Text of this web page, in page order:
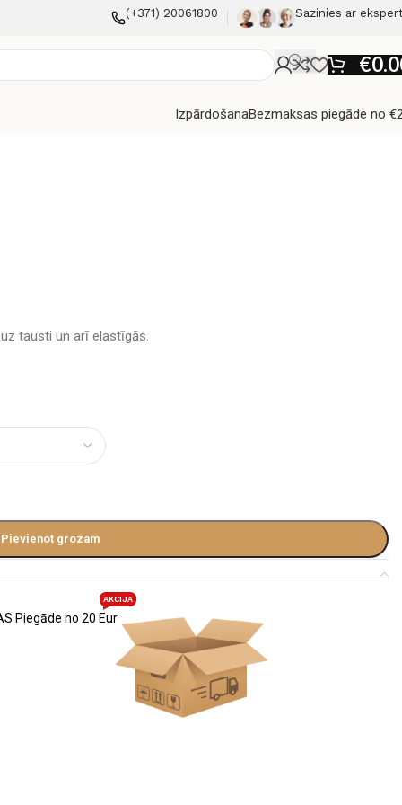
(+371) 20061800 Sazinies ar
€
IzpārdošanaBezmaksas piegāde no
tausti un arī elastīgās.
Pievienot grozam
Piegāde no 20 Eur
AKCIJA